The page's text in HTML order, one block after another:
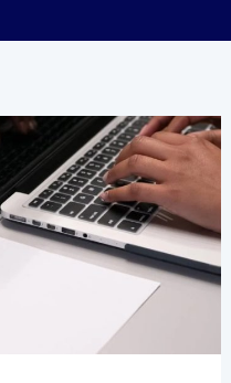
Insurance
Industry
Disruptions:
What
to
Expect